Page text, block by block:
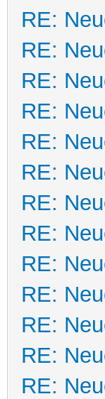
RE:
RE:
RE:
RE:
RE:
RE:
RE:
RE:
RE:
RE:
RE:
RE:
RE: